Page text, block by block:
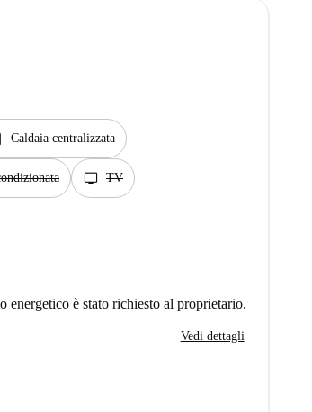
Caldaia centralizzata
tv TV
energetico è stato richiesto al proprietario.
Vedi dettagli